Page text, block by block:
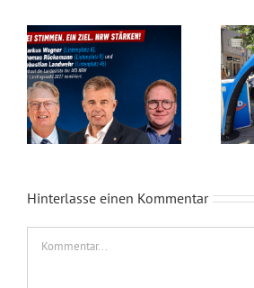
Hinterlasse einen Kommentar